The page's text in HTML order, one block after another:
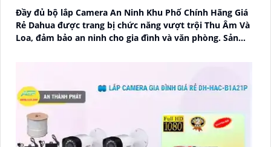
Đầy đủ bộ lắp Camera An Ninh Khu Phố Chính Hãng Giá
Rẻ Dahua được trang bị chức năng vượt trội Thu Âm Và
Loa, đảm bảo an ninh cho gia đình và văn phòng. Sản